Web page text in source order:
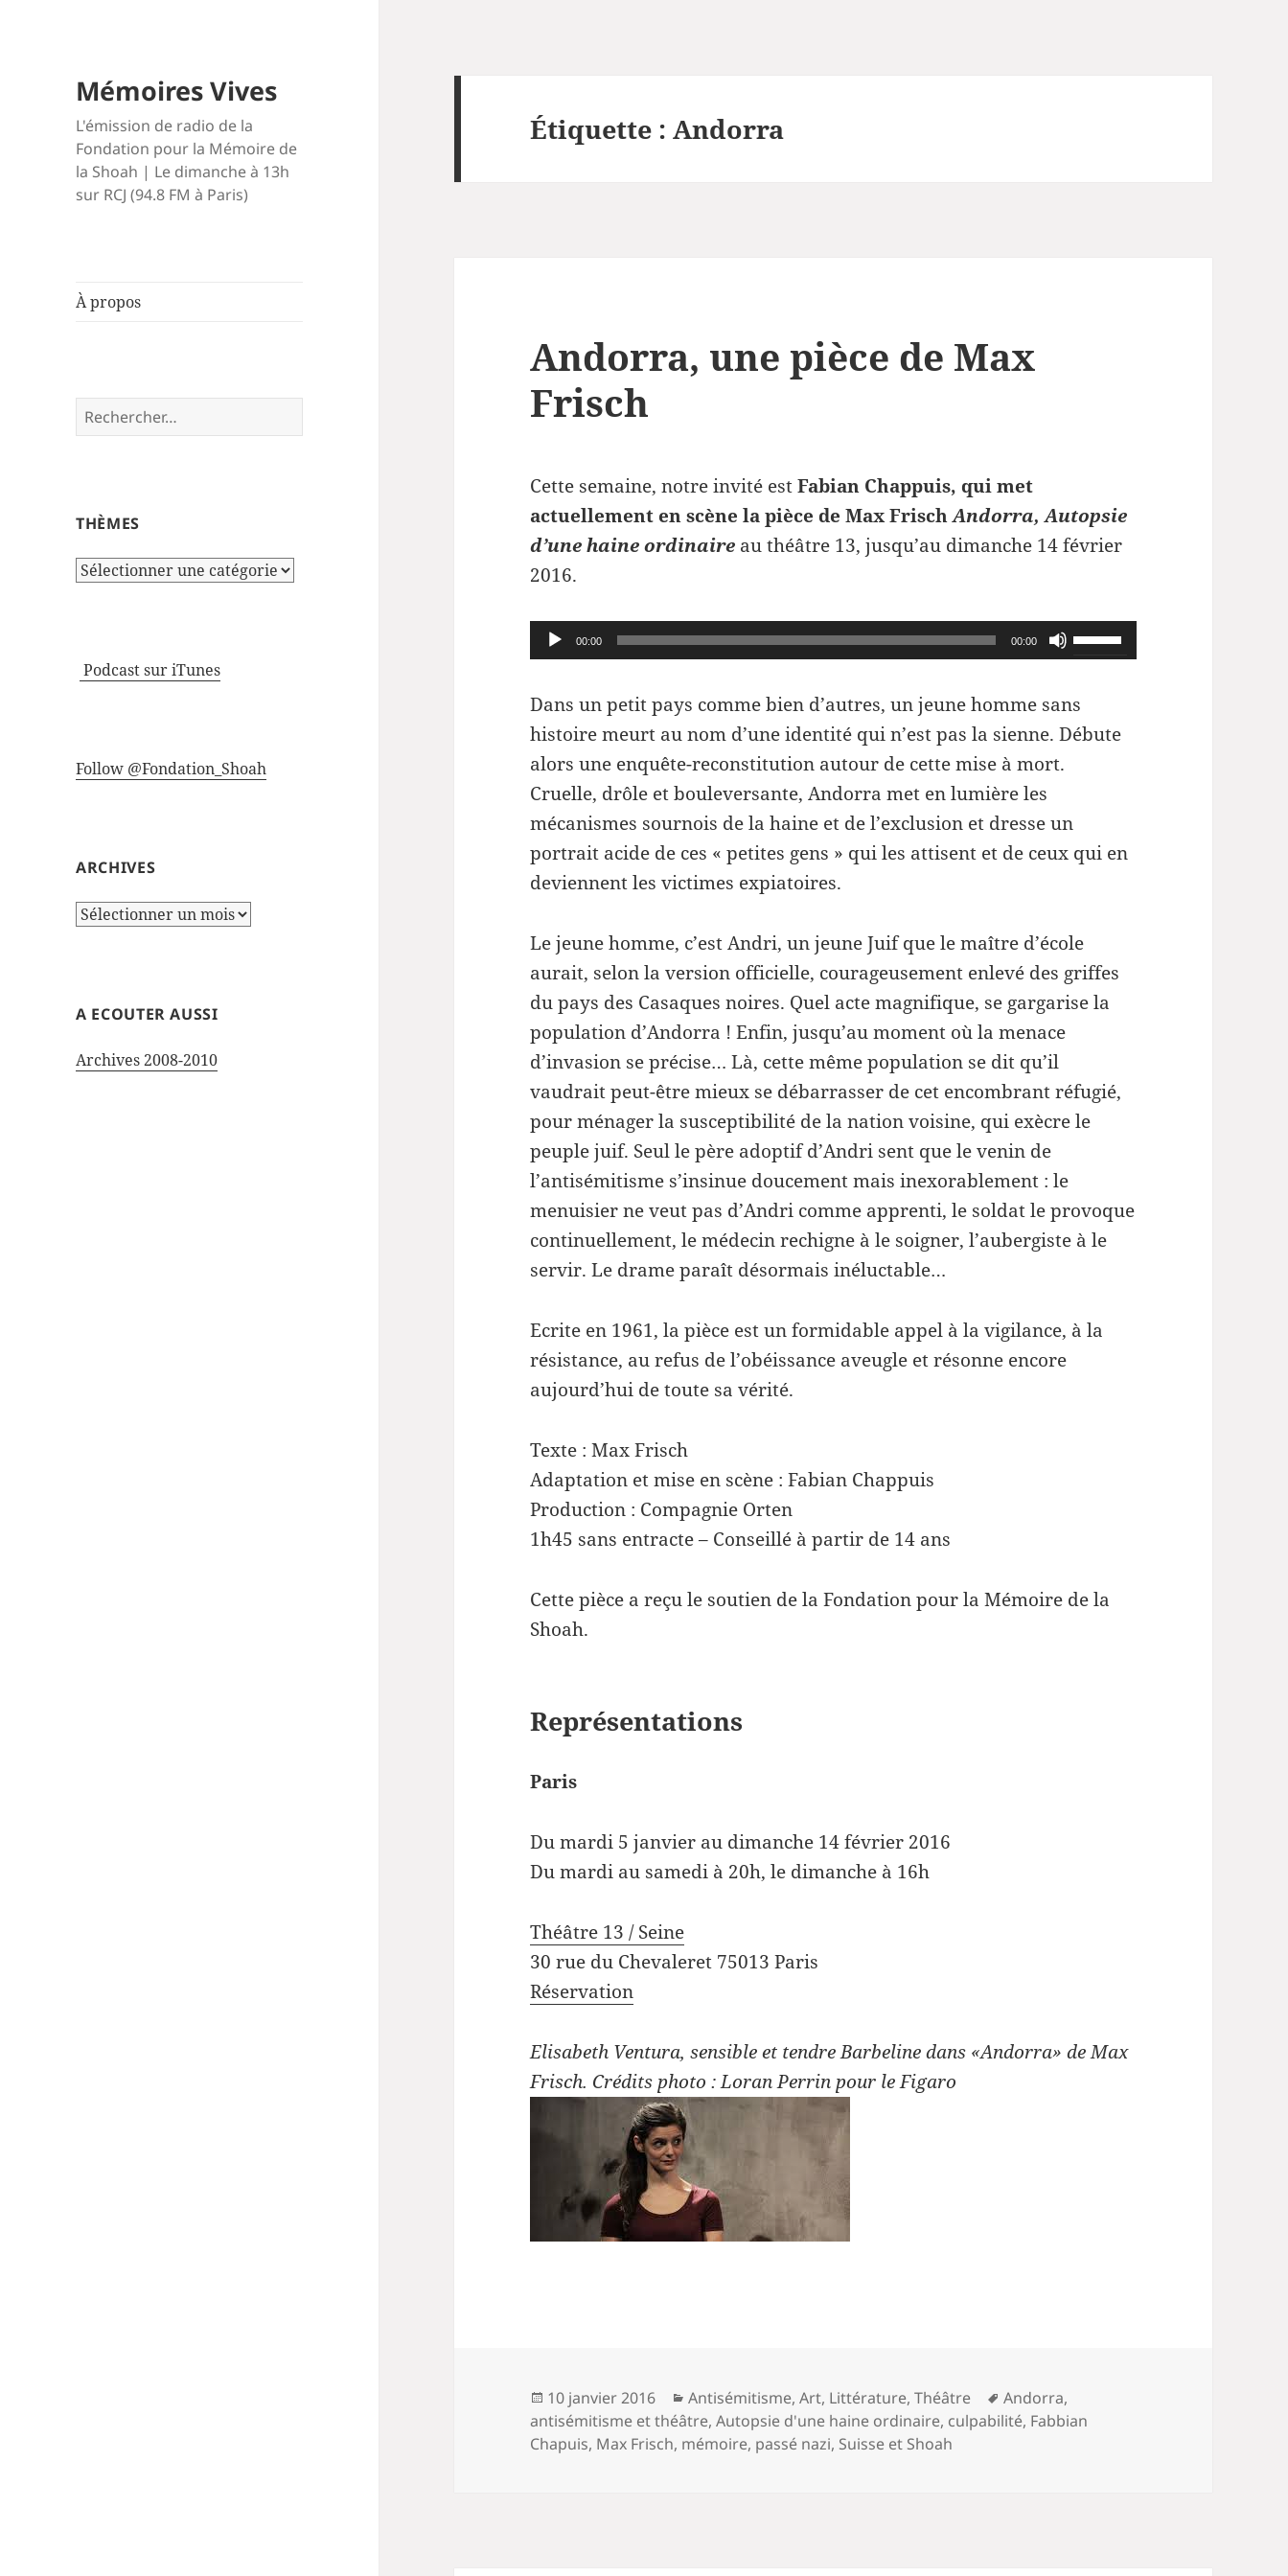
Mémoires Vives
L'émission de radio de la
Fondation pour la Mémoire de
la Shoah | Le dimanche à 13h
sur RCJ (94.8 FM à Paris)
À propos
Rechercher :
THÈMES
Thèmes
Podcast sur iTunes
Follow @Fondation_Shoah
ARCHIVES
Archives
A ECOUTER AUSSI
Archives 2008-2010
Étiquette :Andorra
Andorra, une pièce de Max
Frisch
Cette semaine, notre invité estFabian Chappuis, qui met
actuellement en scène la pièce de Max FrischAndorra, Autopsie
d’une haine ordinaire au théâtre 13, jusqu’au dimanche 14 février
2016.
Lecteur
audio
00:00 00:00
Utilisez
les
haut/bas
diminuer
Dans un petit pays comme bien d’autres, un jeune homme sans
histoire meurt au nom d’une identité qui n’est pas la sienne. Débute
alors une enquête-reconstitution autour de cette mise à mort.
Cruelle, drôle et bouleversante, Andorra met en lumière les
mécanismes sournois de la haine et de l’exclusion et dresse un
portrait acide de ces « petites gens » qui les attisent et de ceux qui en
deviennent les victimes expiatoires.
Le jeune homme, c’est Andri, un jeune Juif que le maître d’école
aurait, selon la version officielle, courageusement enlevé des griffes
du pays des Casaques noires. Quel acte magnifique, se gargarise la
population d’Andorra ! Enfin, jusqu’au moment où la menace
d’invasion se précise… Là, cette même population se dit qu’il
vaudrait peut-être mieux se débarrasser de cet encombrant réfugié,
pour ménager la susceptibilité de la nation voisine, qui exècre le
peuple juif. Seul le père adoptif d’Andri sent que le venin de
l’antisémitisme s’insinue doucement mais inexorablement : le
menuisier ne veut pas d’Andri comme apprenti, le soldat le provoque
continuellement, le médecin rechigne à le soigner, l’aubergiste à le
servir. Le drame paraît désormais inéluctable…
Ecrite en 1961, la pièce est un formidable appel à la vigilance, à la
résistance, au refus de l’obéissance aveugle et résonne encore
aujourd’hui de toute sa vérité.
Texte : Max Frisch
Adaptation et mise en scène : Fabian Chappuis
Production : Compagnie Orten
1h45 sans entracte – Conseillé à partir de 14 ans
Cette pièce a reçu le soutien de la Fondation pour la Mémoire de la
Shoah.
Représentations
Paris
Du mardi 5 janvier au dimanche 14 février 2016
Du mardi au samedi à 20h, le dimanche à 16h
Théâtre 13 / Seine
30 rue du Chevaleret 75013 Paris
Réservation
Elisabeth Ventura, sensible et tendre Barbeline dans «Andorra» de Max
Frisch. Crédits photo : Loran Perrin pour le Figaro
Publié
le
10 janvier 2016 Catégories
Antisémitisme,Art, Littérature,Théâtre
Mots-
clés
Andorra,
antisémitisme et théâtre,Autopsie d'une haine ordinaire, culpabilité, Fabbian
Chapuis, Max Frisch, mémoire, passé nazi, Suisse et Shoah